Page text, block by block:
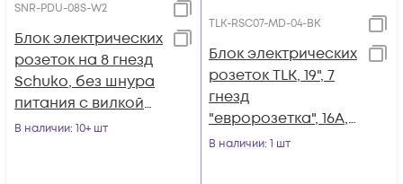
SNR-PDU-08S-W2
Блок электрических
розеток на 8 гнезд
Schuko, без шнура
питания с вилкой
C14
В наличии: 10+ шт
TLK-RSC07-MD-04-BK
Блок электрических
розеток TLK, 19", 7
гнезд
"евророзетка", 16A,
двухполюсный
В наличии: 1 шт